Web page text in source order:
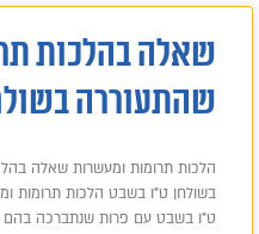
שאלה בהלכות
שהתעוררה
הלכות תרומות ומעשרות שאלה
בשולחן ט"ו בשבט הלכות תרומות
ט"ו בשבט עם פרות שנתברכה בהם